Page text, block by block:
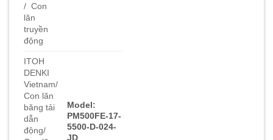
/ Con
lăn
truyền
động
ITOH
DENKI
Vietnam/
Con lăn
băng tải
dẫn
động/
Model:
PM500FE-17-
5500-D-024-
JD